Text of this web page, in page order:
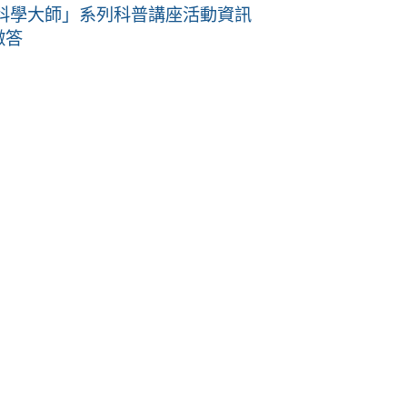
學大師」系列科普講座活動資訊
答